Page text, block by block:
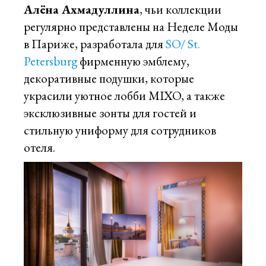
Алёна Ахмадуллина, чьи коллекции
регулярно представлены на Hеделе Моды
в Париже, разработала дляSO/ St.
Petersburgфирменную эмблему,
декоративные подушки, которые
украсили уютное лобби MIXO, а также
эксклюзивные зонты для гостей и
стильную униформу для сотрудников
отеля.